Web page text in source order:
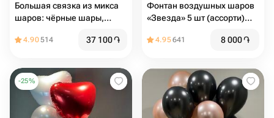
Большая связка из микса
шаров: чёрные шары,
серебро
4.90514 37 100֏
Фонтан воздушных шаров
«Звезда» 5 шт (ассорти)
4.95641 8 000֏
-25%